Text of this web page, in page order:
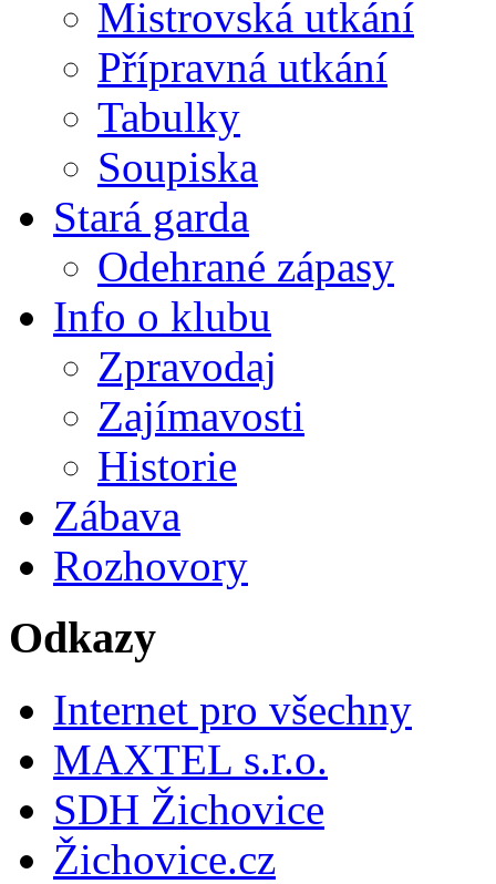
Mistrovská utkání
Přípravná utkání
Tabulky
Soupiska
Stará garda
Odehrané zápasy
Info o klubu
Zpravodaj
Zajímavosti
Historie
Zábava
Rozhovory
Odkazy
Internet pro všechny
MAXTEL s.r.o.
SDH Žichovice
Žichovice.cz